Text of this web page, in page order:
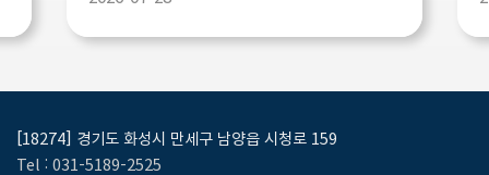
[18274] 경기도 화성시 만세구 남양읍 시청로 159
Tel : 031-5189-2525